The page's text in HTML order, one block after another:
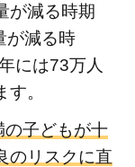
が減る時期
が減る時
には73万人
。
子どもが十
のリスクに直